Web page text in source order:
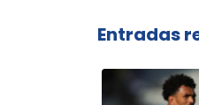
Entradas